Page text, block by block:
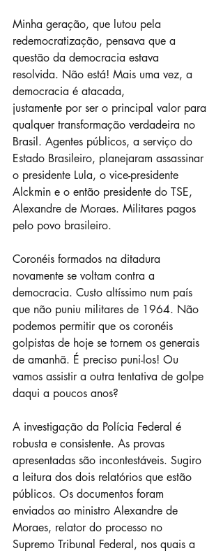
Minha geração, que lutou pela
redemocratização, pensava que a
questão da democracia estava
resolvida. Não está! Mais uma vez, a
democracia é atacada,
justamente por ser o principal valor para
qualquer transformação verdadeira no
Brasil. Agentes públicos, a serviço do
Estado Brasileiro, planejaram assassinar
o presidente Lula, o vice-presidente
Alckmin e o então presidente do TSE,
Alexandre de Moraes. Militares pagos
pelo povo brasileiro.
Coronéis formados na ditadura
novamente se voltam contra a
democracia. Custo altíssimo num país
que não puniu militares de 1964. Não
podemos permitir que os coronéis
golpistas de hoje se tornem os generais
de amanhã. É preciso puni-los! Ou
vamos assistir a outra tentativa de golpe
daqui a poucos anos?
A investigação da Polícia Federal é
robusta e consistente. As provas
apresentadas são incontestáveis. Sugiro
a leitura dos dois relatórios que estão
públicos. Os documentos foram
enviados ao ministro Alexandre de
Moraes, relator do processo no
Supremo Tribunal Federal, nos quais a